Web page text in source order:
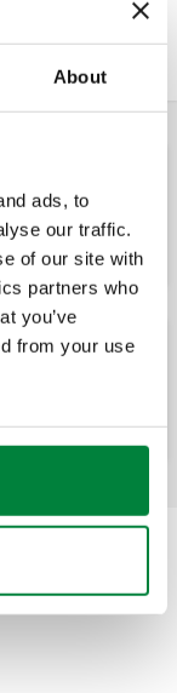
About
ads, to
our traffic.
of our site with
partners who
you’ve
from your use
kit de
circuito
distribución del